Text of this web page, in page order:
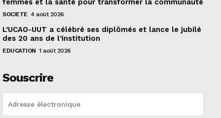
femmes et la santé pour transformer la communauté
SOCIETE 4 août 2026
L’UCAO-UUT a célébré ses diplômés et lance le jubilé
des 20 ans de l’institution
EDUCATION 1 août 2026
Souscrire